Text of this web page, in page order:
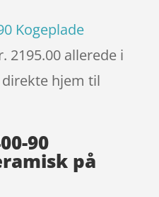
Kogeplade
2195.00 allerede i
direkte hjem til
90
på